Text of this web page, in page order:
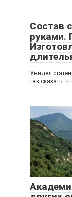
Состав
руками.
Увидел
так сказать.